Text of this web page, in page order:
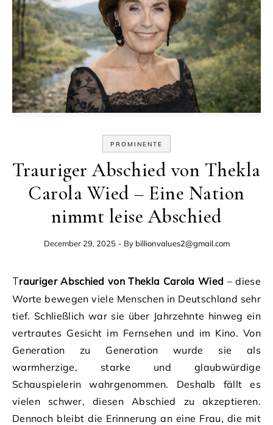
PROMINENTE
Trauriger Abschied von Thekla
Carola Wied – Eine Nation
nimmt leise Abschied
December 29, 2025 - By billionvalues2@gmail.com
Trauriger Abschied von Thekla Carola Wied – diese
Worte bewegen viele Menschen in Deutschland sehr
tief. Schließlich war sie über Jahrzehnte hinweg ein
vertrautes Gesicht im Fernsehen und im Kino. Von
Generation zu Generation wurde sie als
warmherzige, starke und glaubwürdige
Schauspielerin wahrgenommen. Deshalb fällt es
vielen schwer, diesen Abschied zu akzeptieren.
Dennoch bleibt die Erinnerung an eine Frau, die mit